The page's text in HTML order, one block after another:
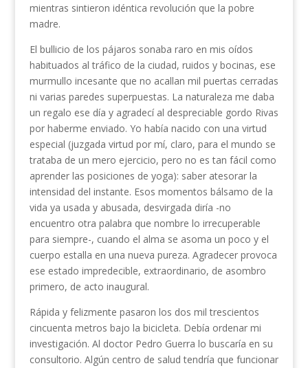
mientras sintieron idéntica revolución que la pobre
madre.
El bullicio de los pájaros sonaba raro en mis oídos
habituados al tráfico de la ciudad, ruidos y bocinas, ese
murmullo incesante que no acallan mil puertas cerradas
ni varias paredes superpuestas. La naturaleza me daba
un regalo ese día y agradecí al despreciable gordo Rivas
por haberme enviado. Yo había nacido con una virtud
especial (juzgada virtud por mí, claro, para el mundo se
trataba de un mero ejercicio, pero no es tan fácil como
aprender las posiciones de yoga): saber atesorar la
intensidad del instante. Esos momentos bálsamo de la
vida ya usada y abusada, desvirgada diría -no
encuentro otra palabra que nombre lo irrecuperable
para siempre-, cuando el alma se asoma un poco y el
cuerpo estalla en una nueva pureza. Agradecer provoca
ese estado impredecible, extraordinario, de asombro
primero, de acto inaugural.
Rápida y felizmente pasaron los dos mil trescientos
cincuenta metros bajo la bicicleta. Debía ordenar mi
investigación. Al doctor Pedro Guerra lo buscaría en su
consultorio. Algún centro de salud tendría que funcionar